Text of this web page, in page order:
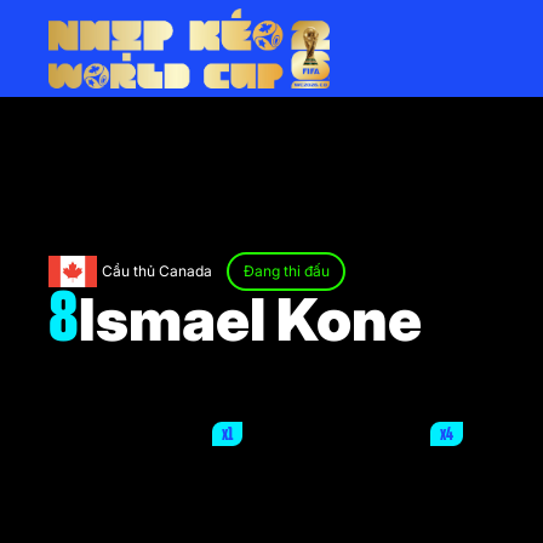
Cầu thủ Canada Đang thi đấu
8Ismael Kone
x1 x4